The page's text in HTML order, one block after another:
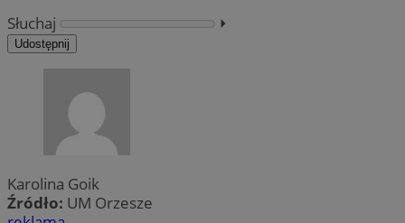
Słuchaj
⏵︎
Udostępnij
Karolina Goik
Źródło: UM Orzesze